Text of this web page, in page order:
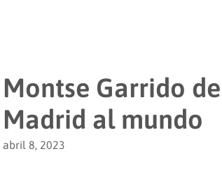
Montse Garrido de
Madrid al mundo
abril 8, 2023